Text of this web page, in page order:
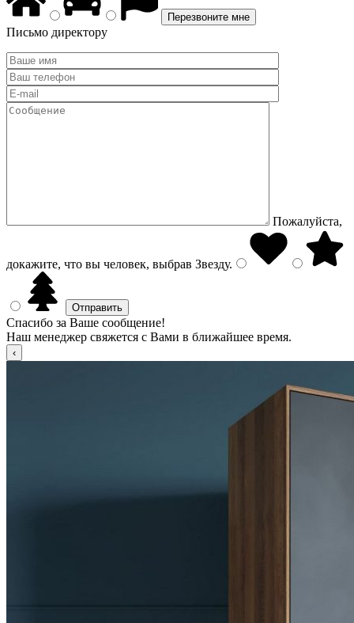
Письмо директору
Пожалуйста,
докажите, что вы человек, выбрав Звезду.
Спасибо за Ваше сообщение!
Наш менеджер свяжется с Вами в ближайшее время.